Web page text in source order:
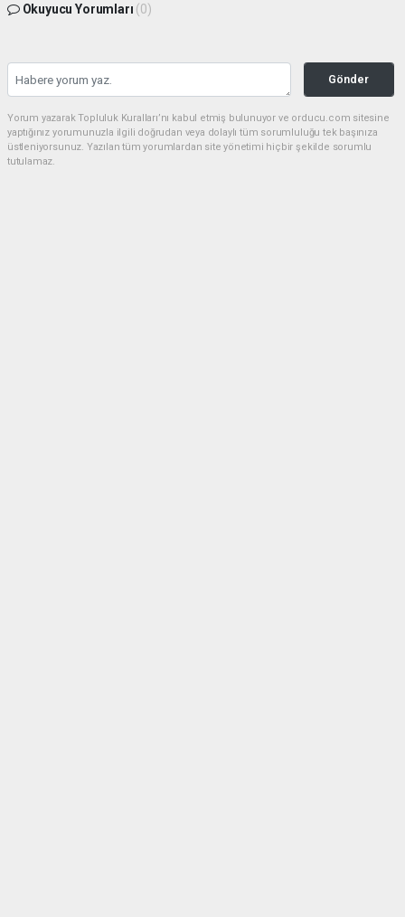
Okuyucu Yorumları (0)
Gönder
Yorum yazarak Topluluk Kuralları’nı kabul etmiş bulunuyor ve orducu.com sitesine
yaptığınız yorumunuzla ilgili doğrudan veya dolaylı tüm sorumluluğu tek başınıza
üstleniyorsunuz. Yazılan tüm yorumlardan site yönetimi hiçbir şekilde sorumlu
tutulamaz.